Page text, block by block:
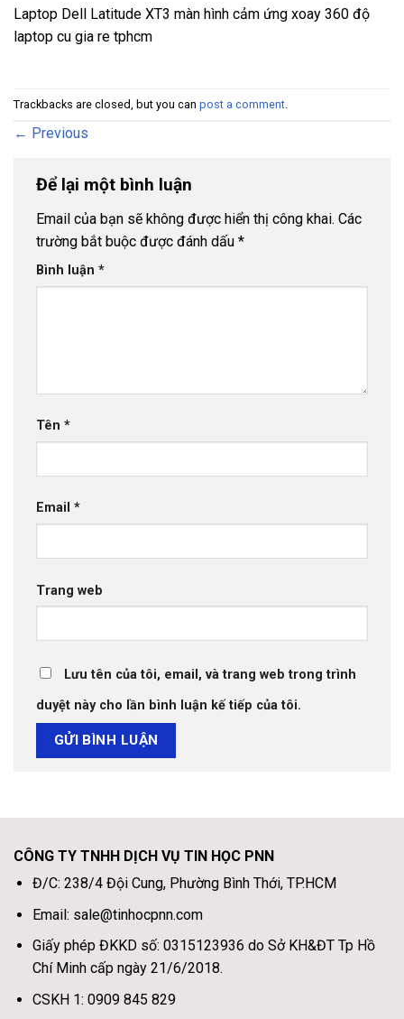
Laptop Dell Latitude XT3 màn hình cảm ứng xoay 360 độ
laptop cu gia re tphcm
Trackbacks are closed, but you can post a comment
← Previous
Để lại một bình luận
Email của bạn sẽ không được hiển thị công khai. Các
trường bắt buộc được đánh dấu *
Bình luận *
Tên *
Email *
Trang web
Lưu tên của tôi, email, và trang web trong trình
duyệt này cho lần bình luận kế tiếp của tôi.
CÔNG TY TNHH DỊCH VỤ TIN HỌC PNN
Đ/C: 238/4 Đội Cung, Phường Bình Thới, TP.HCM
Email: sale@tinhocpnn.com
Giấy phép ĐKKD số: 0315123936 do Sở KH&ĐT Tp Hồ
Chí Minh cấp ngày 21/6/2018.
CSKH 1: 0909 845 829